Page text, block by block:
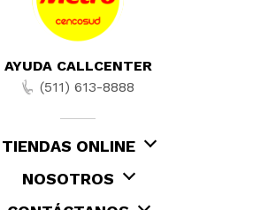
AYUDA CALLCENTER
(511) 613-8888
TIENDAS ONLINE
NOSOTROS